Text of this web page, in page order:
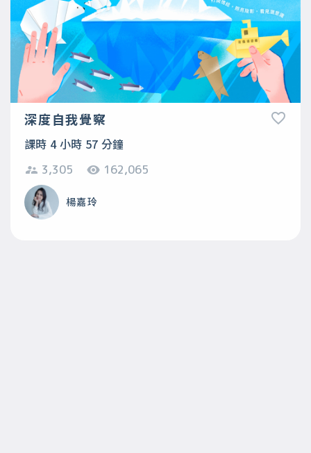
深度自我覺察
課時 4 小時 57 分鐘
3,305 162,065
楊嘉玲